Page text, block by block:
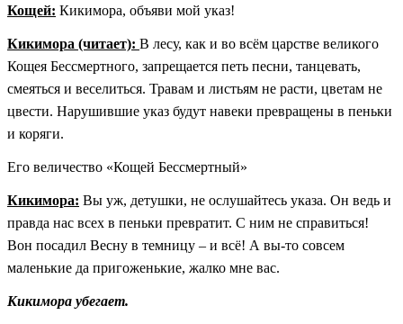
Кощей: Кикимора, объяви мой указ!
Кикимора (читает): В лесу, как и во всём царстве великого
Кощея Бессмертного, запрещается петь песни, танцевать,
смеяться и веселиться. Травам и листьям не расти, цветам не
цвести. Нарушившие указ будут навеки превращены в пеньки
и коряги.
Его величество «Кощей Бессмертный»
Кикимора: Вы уж, детушки, не ослушайтесь указа. Он ведь и
правда нас всех в пеньки превратит. С ним не справиться!
Вон посадил Весну в темницу – и всё! А вы-то совсем
маленькие да пригоженькие, жалко мне вас.
Кикимора убегает.